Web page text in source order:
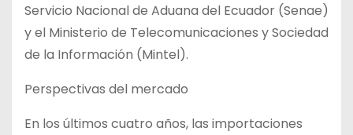
Servicio Nacional de Aduana del Ecuador (Senae)
y el Ministerio de Telecomunicaciones y Sociedad
de la Información (Mintel).
Perspectivas del mercado
En los últimos cuatro años, las importaciones